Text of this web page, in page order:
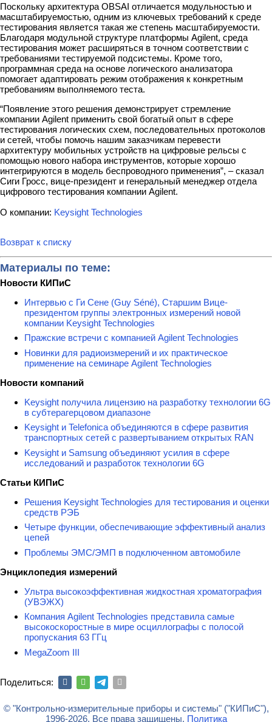
Поскольку архитектура OBSAI отличается модульностью и
масштабируемостью, одним из ключевых требований к среде
тестирования является такая же степень масштабируемости.
Благодаря модульной структуре платформы Agilent, среда
тестирования может расширяться в точном соответствии с
требованиями тестируемой подсистемы. Кроме того,
программная среда на основе логического анализатора
помогает адаптировать режим отображения к конкретным
требованиям выполняемого теста.
“Появление этого решения демонстрирует стремление
компании Agilent применить свой богатый опыт в сфере
тестирования логических схем, последовательных протоколов
и сетей, чтобы помочь нашим заказчикам перевести
архитектуру мобильных устройств на цифровые рельсы с
помощью нового набора инструментов, которые хорошо
интегрируются в модель беспроводного применения”, – сказал
Сиги Гросс, вице-президент и генеральный менеджер отдела
цифрового тестирования компании Agilent.
О компании: Keysight Technologies
Возврат к списку
Материалы по теме:
Новости КИПиС
Интервью с Ги Сене (Guy Séné), Старшим Вице-
президентом группы электронных измерений новой
компании Keysight Technologies
Пражские встречи с компанией Agilent Technologies
Новинки для радиоизмерений и их практическое
применение на семинаре Agilent Technologies
Новости компаний
Keysight получила лицензию на разработку технологии 6G
в субтерагерцовом диапазоне
Keysight и Telefonica объединяются в сфере развития
транспортных сетей с развертыванием открытых RAN
Keysight и Samsung объединяют усилия в сфере
исследований и разработок технологии 6G
Статьи КИПиС
Решения Keysight Technologies для тестирования и оценки
средств РЭБ
Четыре функции, обеспечивающие эффективный анализ
цепей
Проблемы ЭМС/ЭМП в подключенном автомобиле
Энциклопедия измерений
Ультра высокоэффективная жидкостная хроматография
(УВЭЖХ)
Компания Agilent Technologies представила самые
высокоскоростные в мире осциллографы с полосой
пропускания 63 ГГц
MegaZoom III
Поделиться:
© "Контрольно-измерительные приборы и системы" ("КИПиС"),
1996-2026. Все права защищены. Политика